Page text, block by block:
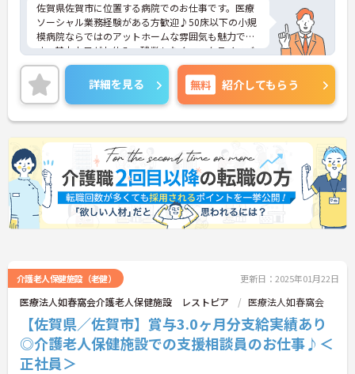
佐賀県佐賀市に位置する病院でのお仕事です。医療
ソーシャル業務経験がある方歓迎♪50床以下の小規
模病院ならではのアットホームな雰囲気も魅力で
す。基本土日がお休み、残業もなくワークライフバ
ランスを重視した働き方が叶います。ご興味のある
方には、面接対策ポイントなど、さらに詳細をお話
しいたしますのでお気軽にご相談ください！
詳細を見る 無料 紹介してもらう
介護老人保健施設（老健） 更新日：2025年01月22日
医療法人如春窩会介護老人保健施設 レストピア 医療法人如春窩会
【佐賀県／佐賀市】賞与3.0ヶ月分支給実績あり
◎介護老人保健施設での支援相談員のお仕事♪＜
正社員＞